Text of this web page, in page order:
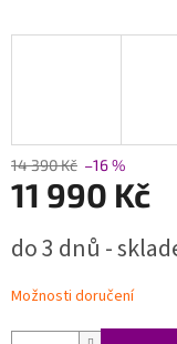
14 390 Kč –16 %
11 990 Kč
cena:
do 3 dnů -
Možnosti doručení